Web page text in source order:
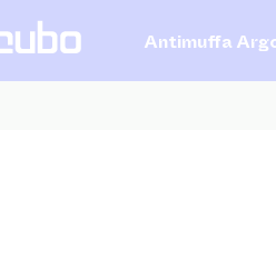
Antimuffa